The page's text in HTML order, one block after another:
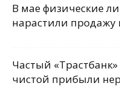
В мае физические
нарастили
Частый
чистой прибыли